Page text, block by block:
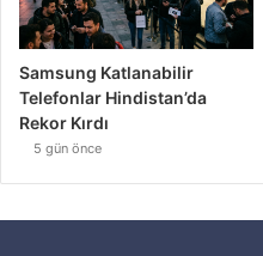
Samsung Katlanabilir
Telefonlar Hindistan’da
Rekor Kırdı
5 gün önce